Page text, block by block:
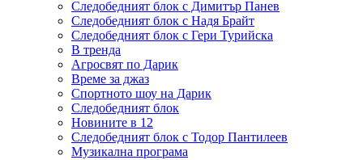
Следобедният блок с Димитър Панев
Следобедният блок с Надя Брайт
Следобедният блок с Гери Турийска
В тренда
Агросвят по Дарик
Време за джаз
Спортното шоу на Дарик
Следобедният блок
Новините в 12
Следобедният блок с Тодор Пантилеев
Музикална програма